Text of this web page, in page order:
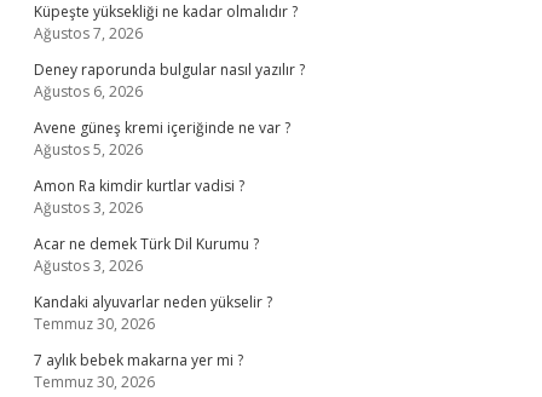
Küpeşte yüksekliği ne kadar olmalıdır ?
Ağustos 7, 2026
Deney raporunda bulgular nasıl yazılır ?
Ağustos 6, 2026
Avene güneş kremi içeriğinde ne var ?
Ağustos 5, 2026
Amon Ra kimdir kurtlar vadisi ?
Ağustos 3, 2026
Acar ne demek Türk Dil Kurumu ?
Ağustos 3, 2026
Kandaki alyuvarlar neden yükselir ?
Temmuz 30, 2026
7 aylık bebek makarna yer mi ?
Temmuz 30, 2026